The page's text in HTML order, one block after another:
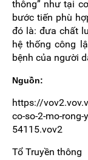
thông” như tại
bước tiến phù
đó là: đưa chất
hệ thống công
bệnh của người
Nguồn:
https://
co-so-2-mo-rong-
54115.vov2
Tổ Truyền thông